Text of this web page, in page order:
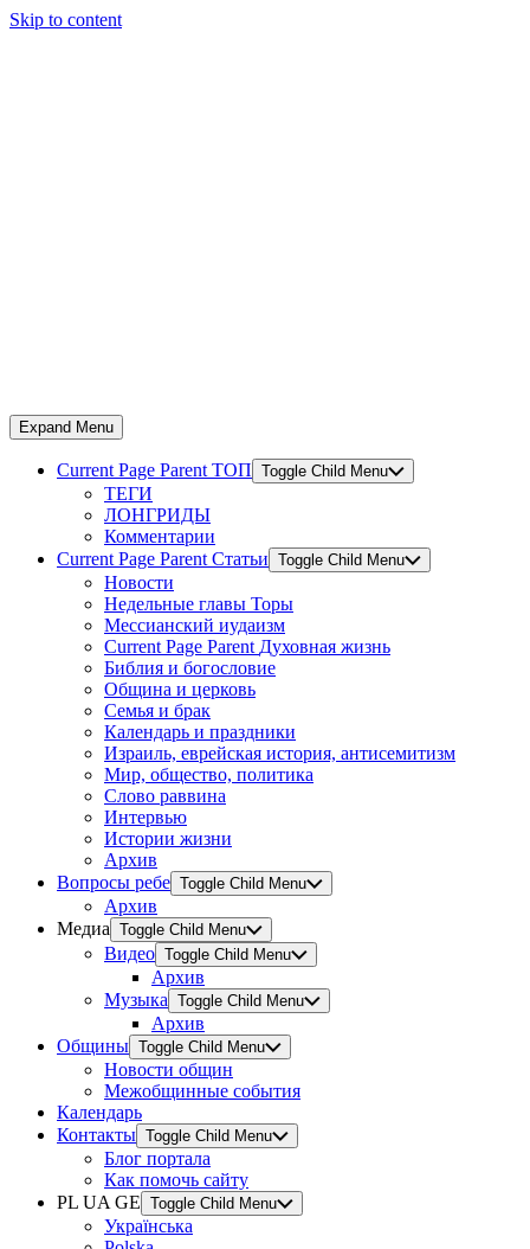
Skip to content
Expand Menu
Current Page Parent ТОП Toggle Child Menu
ТЕГИ
ЛОНГРИДЫ
Комментарии
Current Page Parent Статьи Toggle Child Menu
Новости
Недельные главы Торы
Мессианский иудаизм
Current Page Parent Духовная жизнь
Библия и богословие
Община и церковь
Семья и брак
Календарь и праздники
Израиль, еврейская история, антисемитизм
Мир, общество, политика
Слово раввина
Интервью
Истории жизни
Архив
Вопросы ребе Toggle Child Menu
Архив
Медиа Toggle Child Menu
Видео Toggle Child Menu
Архив
Музыка Toggle Child Menu
Архив
Общины Toggle Child Menu
Новости общин
Межобщинные события
Календарь
Контакты Toggle Child Menu
Блог портала
Как помочь сайту
PL UA GE Toggle Child Menu
Українська